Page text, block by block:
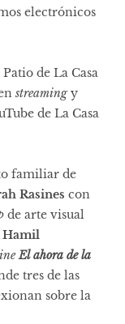
electrónicos
de La Casa
streamingy
de La Casa
familiar de
Rasines con
de arte visual
Hamil
El ahora de la
tres de las
sobre la